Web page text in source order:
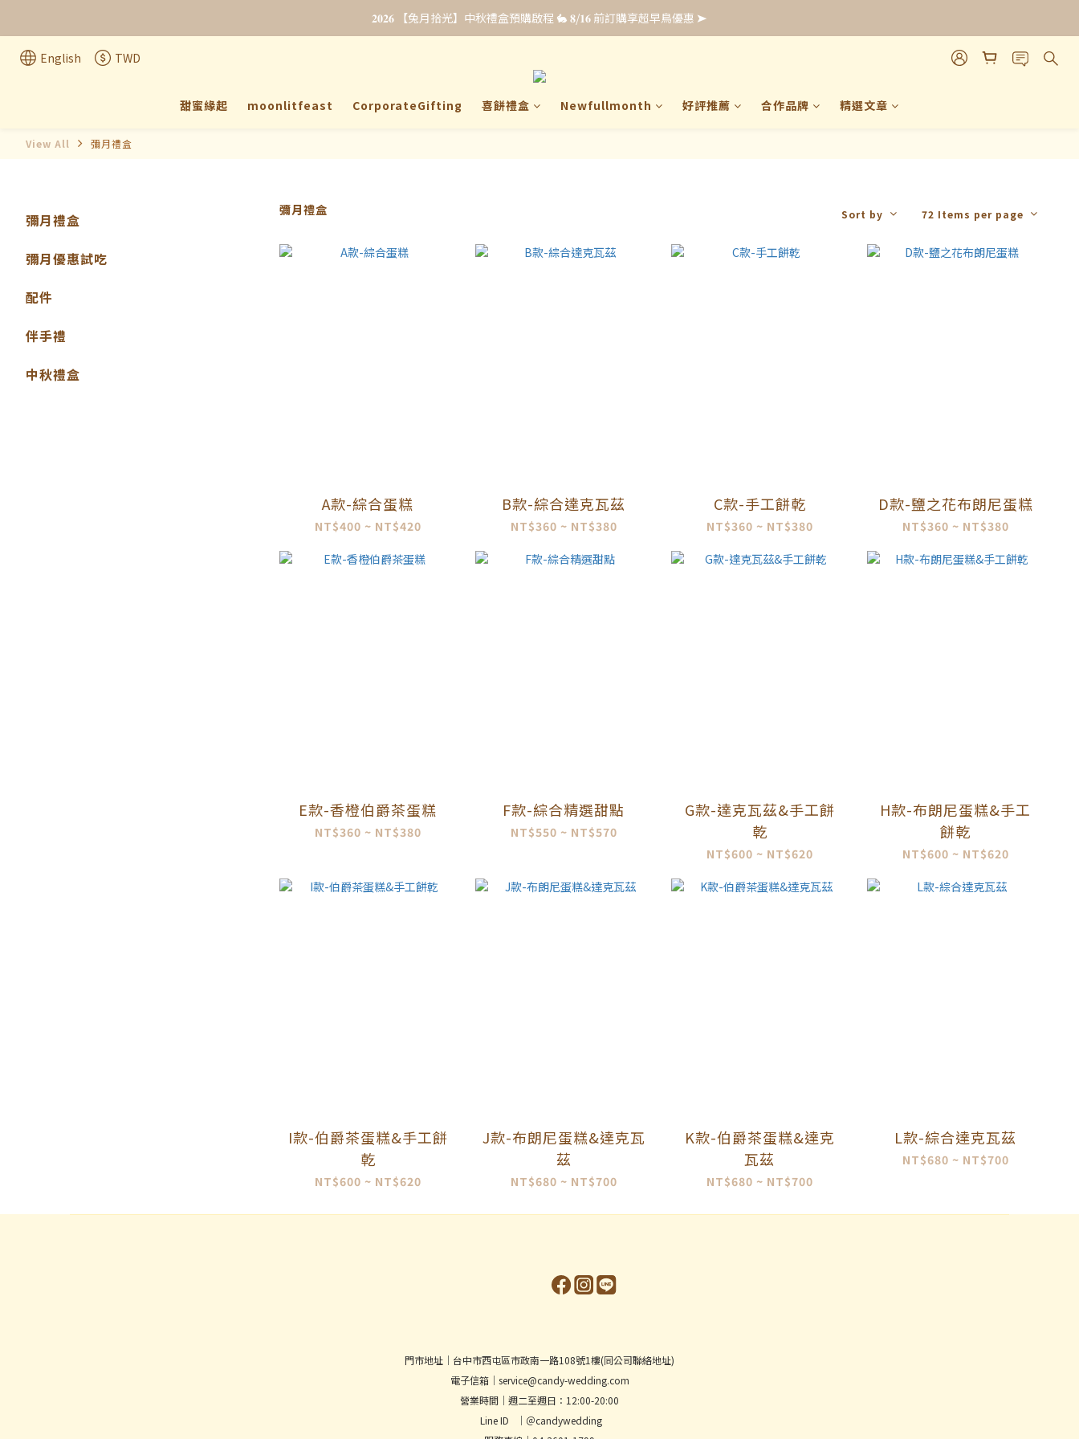
𝟐𝟎𝟐𝟔 【兔月拾光】中秋禮盒預購啟程 🐇 𝟖/𝟏𝟔 前訂購享超早鳥優惠 ➤
𝟐𝟎𝟐𝟔 【兔月拾光】中秋禮盒預購啟程 🐇 𝟖/𝟏𝟔 前訂購享超早鳥優惠 ➤
English TWD
甜蜜緣起 moonlitfeast CorporateGifting 喜餅禮盒 Newfullmonth 好評推薦 合作品牌 精選文章
View All 彌月禮盒
彌月禮盒
彌月優惠試吃
配件
伴手禮
中秋禮盒
彌月禮盒 Sort by 72 Items per page
A款-綜合蛋糕
NT$400 ~ NT$420
B款-綜合達克瓦茲
NT$360 ~ NT$380
C款-手工餅乾
NT$360 ~ NT$380
D款-鹽之花布朗尼蛋糕
NT$360 ~ NT$380
E款-香橙伯爵茶蛋糕
NT$360 ~ NT$380
F款-綜合精選甜點
NT$550 ~ NT$570
G款-達克瓦茲&手工餅
乾
NT$600 ~ NT$620
H款-布朗尼蛋糕&手工
餅乾
NT$600 ~ NT$620
I款-伯爵茶蛋糕&手工餅
乾
NT$600 ~ NT$620
J款-布朗尼蛋糕&達克瓦
茲
NT$680 ~ NT$700
K款-伯爵茶蛋糕&達克
瓦茲
NT$680 ~ NT$700
L款-綜合達克瓦茲
NT$680 ~ NT$700
門市地址│台中市西屯區市政南一路108號1樓(同公司聯絡地址)
電子信箱│service@candy-wedding.com
營業時間│週二至週日：12:00-20:00
Line ID │＠candywedding